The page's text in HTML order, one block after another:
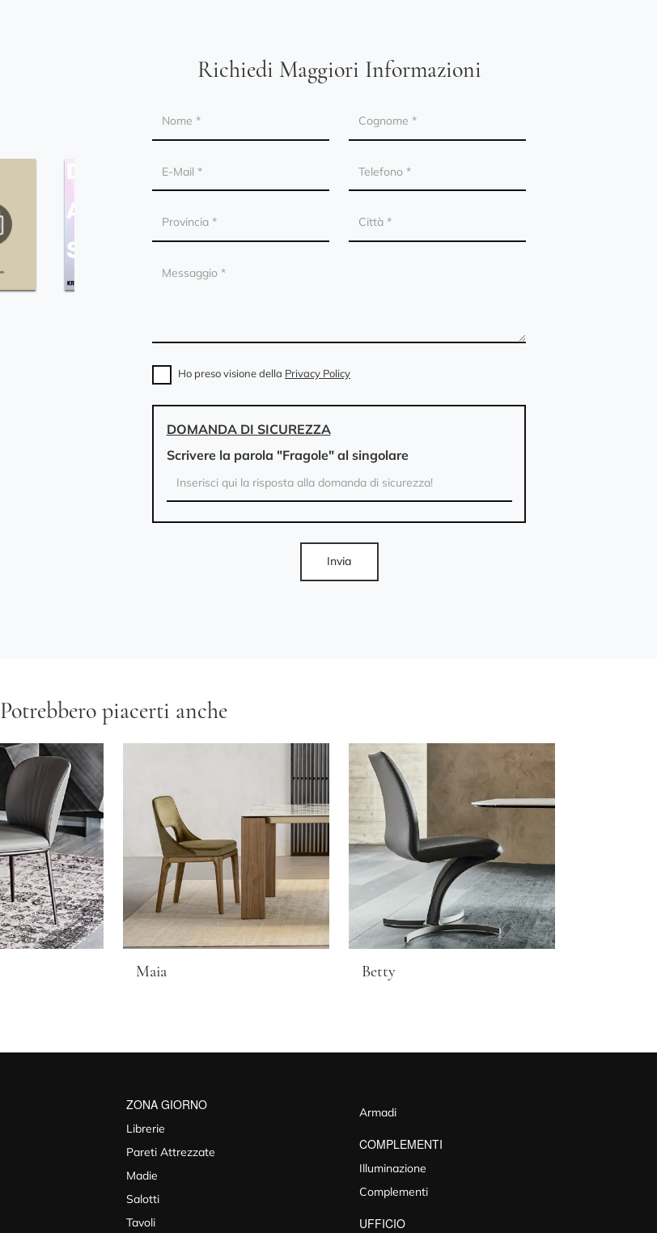
Richiedi Maggiori Informazioni
Ho preso visione della Privacy Policy
DOMANDA DI SICUREZZA
Scrivere la parola "Fragole" al singolare
Invia
Potrebbero piacerti anche
Maia Betty
ZONA GIORNO
Librerie
Pareti Attrezzate
Madie
Salotti
Tavoli
Armadi
COMPLEMENTI
Illuminazione
Complementi
UFFICIO